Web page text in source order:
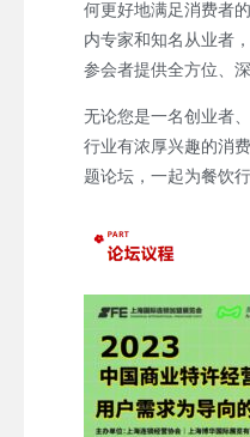
何更好地满足消费者
内专家和知名从业者
参会者提供全方位、
无论您是一名创业者
行业有浓厚兴趣的消
题论坛，一起为餐饮